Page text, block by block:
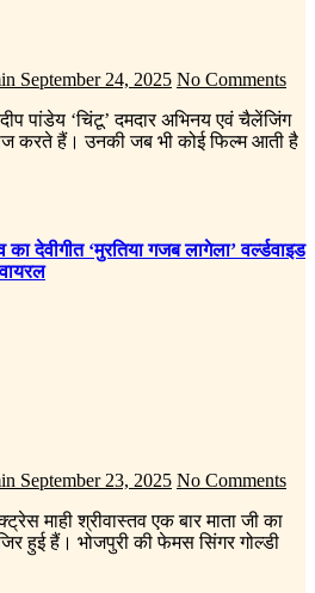
September 24, 2025 No Comments
करते हैं। उनकी जब भी कोई फिल्म आती है
का देवीगीत ‘मुरतिया गजब लागेला’ वर्ल्डवाइड
September 23, 2025 No Comments
हुई हैं। भोजपुरी की फेमस सिंगर गोल्डी